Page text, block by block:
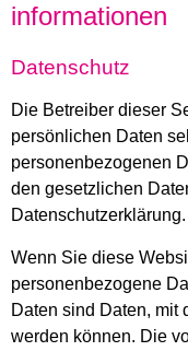
informationen
Datenschutz
Die Betreiber dieser
persönlichen Daten
personenbezogenen
den gesetzlichen
Datenschutzerklärung.
Wenn Sie diese
personenbezogene
Daten sind Daten, mit
werden können. Die